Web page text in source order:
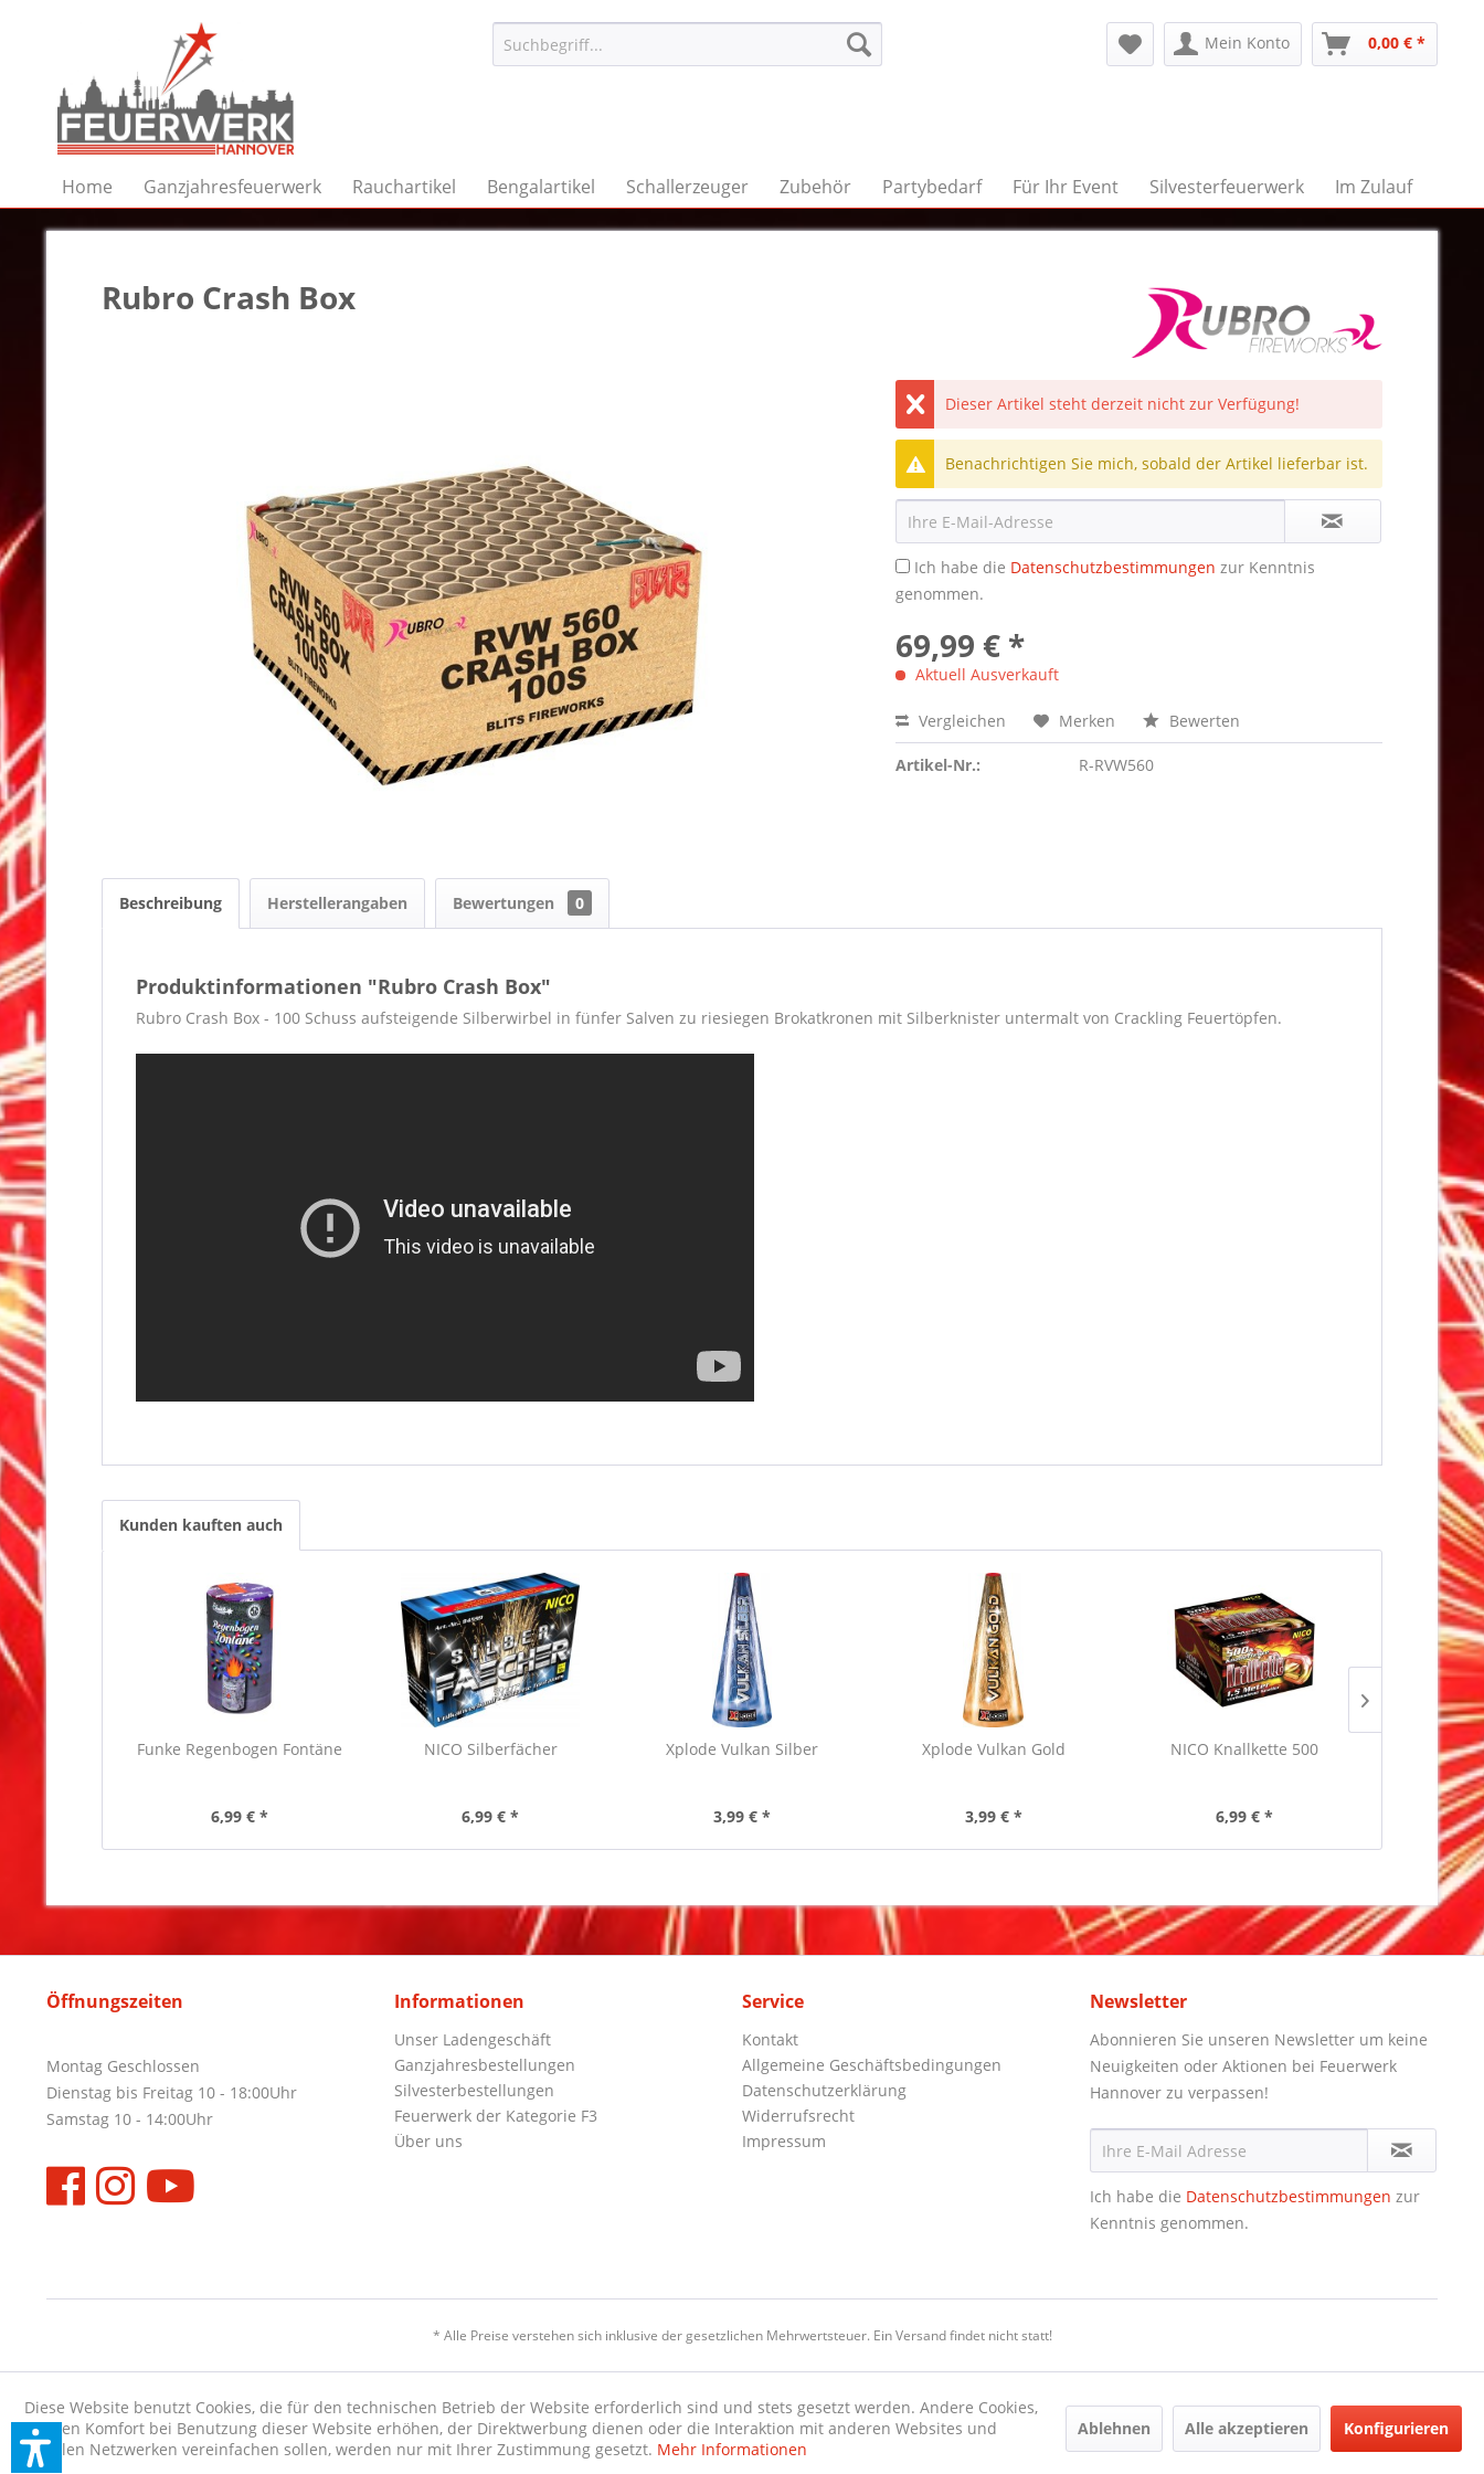
Mein Konto 0,00 € *
Home Ganzjahresfeuerwerk Rauchartikel Bengalartikel Schallerzeuger Zubehör Partybedarf Für Ihr Event Silvesterfeuerwerk Im Zulauf
Rubro Crash Box
Dieser Artikel steht derzeit nicht zur Verfügung!
Benachrichtigen Sie mich, sobald der Artikel lieferbar ist.
Ich habe die Datenschutzbestimmungen zur Kenntnis
genommen.
69,99 € *
Aktuell Ausverkauft
Vergleichen Merken Bewerten
Artikel-Nr.: R-RVW560
Beschreibung Herstellerangaben Bewertungen 0
Produktinformationen "Rubro Crash Box"
Rubro Crash Box - 100 Schuss aufsteigende Silberwirbel in fünfer Salven zu riesiegen Brokatkronen mit Silberknister untermalt von Crackling Feuertöpfen.
Kunden kauften auch
Funke Regenbogen Fontäne
6,99 € *
NICO Silberfächer
6,99 € *
Xplode Vulkan Silber
3,99 € *
Xplode Vulkan Gold
3,99 € *
NICO Knallkette 500
6,99 € *
Xplode
Öffnungszeiten
Montag Geschlossen
Dienstag bis Freitag 10 - 18:00Uhr
Samstag 10 - 14:00Uhr
Informationen
Unser Ladengeschäft
Ganzjahresbestellungen
Silvesterbestellungen
Feuerwerk der Kategorie F3
Über uns
Service
Kontakt
Allgemeine Geschäftsbedingungen
Datenschutzerklärung
Widerrufsrecht
Impressum
Newsletter
Abonnieren Sie unseren Newsletter um keine
Neuigkeiten oder Aktionen bei Feuerwerk
Hannover zu verpassen!
Ich habe die Datenschutzbestimmungen zur
Kenntnis genommen.
* Alle Preise verstehen sich inklusive der gesetzlichen Mehrwertsteuer. Ein Versand findet nicht statt!
Diese Website benutzt Cookies, die für den technischen Betrieb der Website erforderlich sind und stets gesetzt werden. Andere Cookies,
die den Komfort bei Benutzung dieser Website erhöhen, der Direktwerbung dienen oder die Interaktion mit anderen Websites und
sozialen Netzwerken vereinfachen sollen, werden nur mit Ihrer Zustimmung gesetzt. Mehr Informationen
Ablehnen Alle akzeptieren Konfigurieren